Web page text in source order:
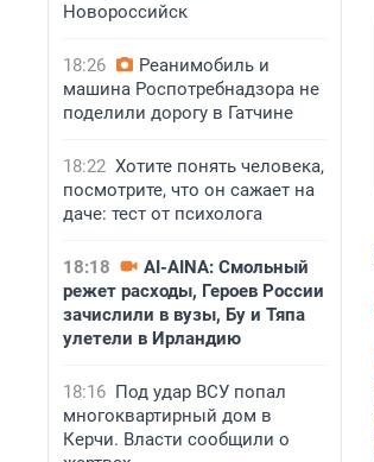
Новороссийск
18:26
Реанимобиль и
машина Роспотребнадзора не
поделили дорогу в Гатчине
18:22 Хотите понять человека,
посмотрите, что он сажает на
даче: тест от психолога
18:18
AI-AINA: Смольный
режет расходы, Героев России
зачислили в вузы, Бу и Тяпа
улетели в Ирландию
18:16 Под удар ВСУ попал
многоквартирный дом в
Керчи. Власти сообщили о